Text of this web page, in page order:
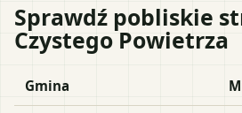
Sprawdź pobliskie
Czystego Powietrza
Gmina